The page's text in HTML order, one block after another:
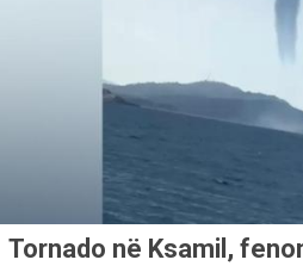
Tornado në Ksamil,